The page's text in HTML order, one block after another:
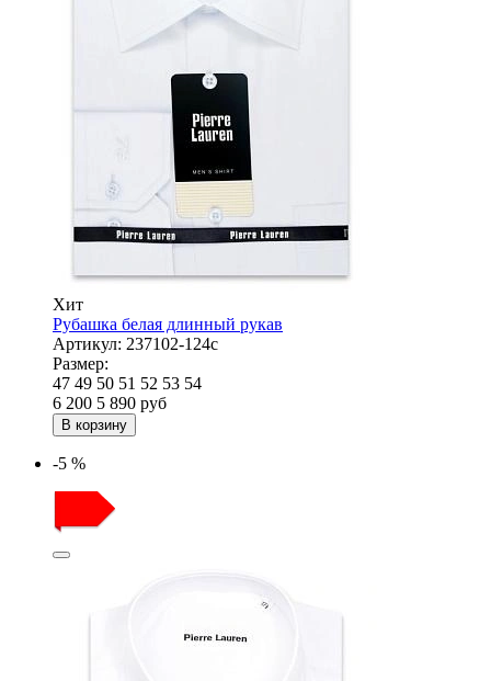
Хит
Рубашка белая длинный рукав
Артикул: 237102-124с
Размер:
47 49 50 51 52 53 54
6 200 5 890 руб
В корзину
-5 %